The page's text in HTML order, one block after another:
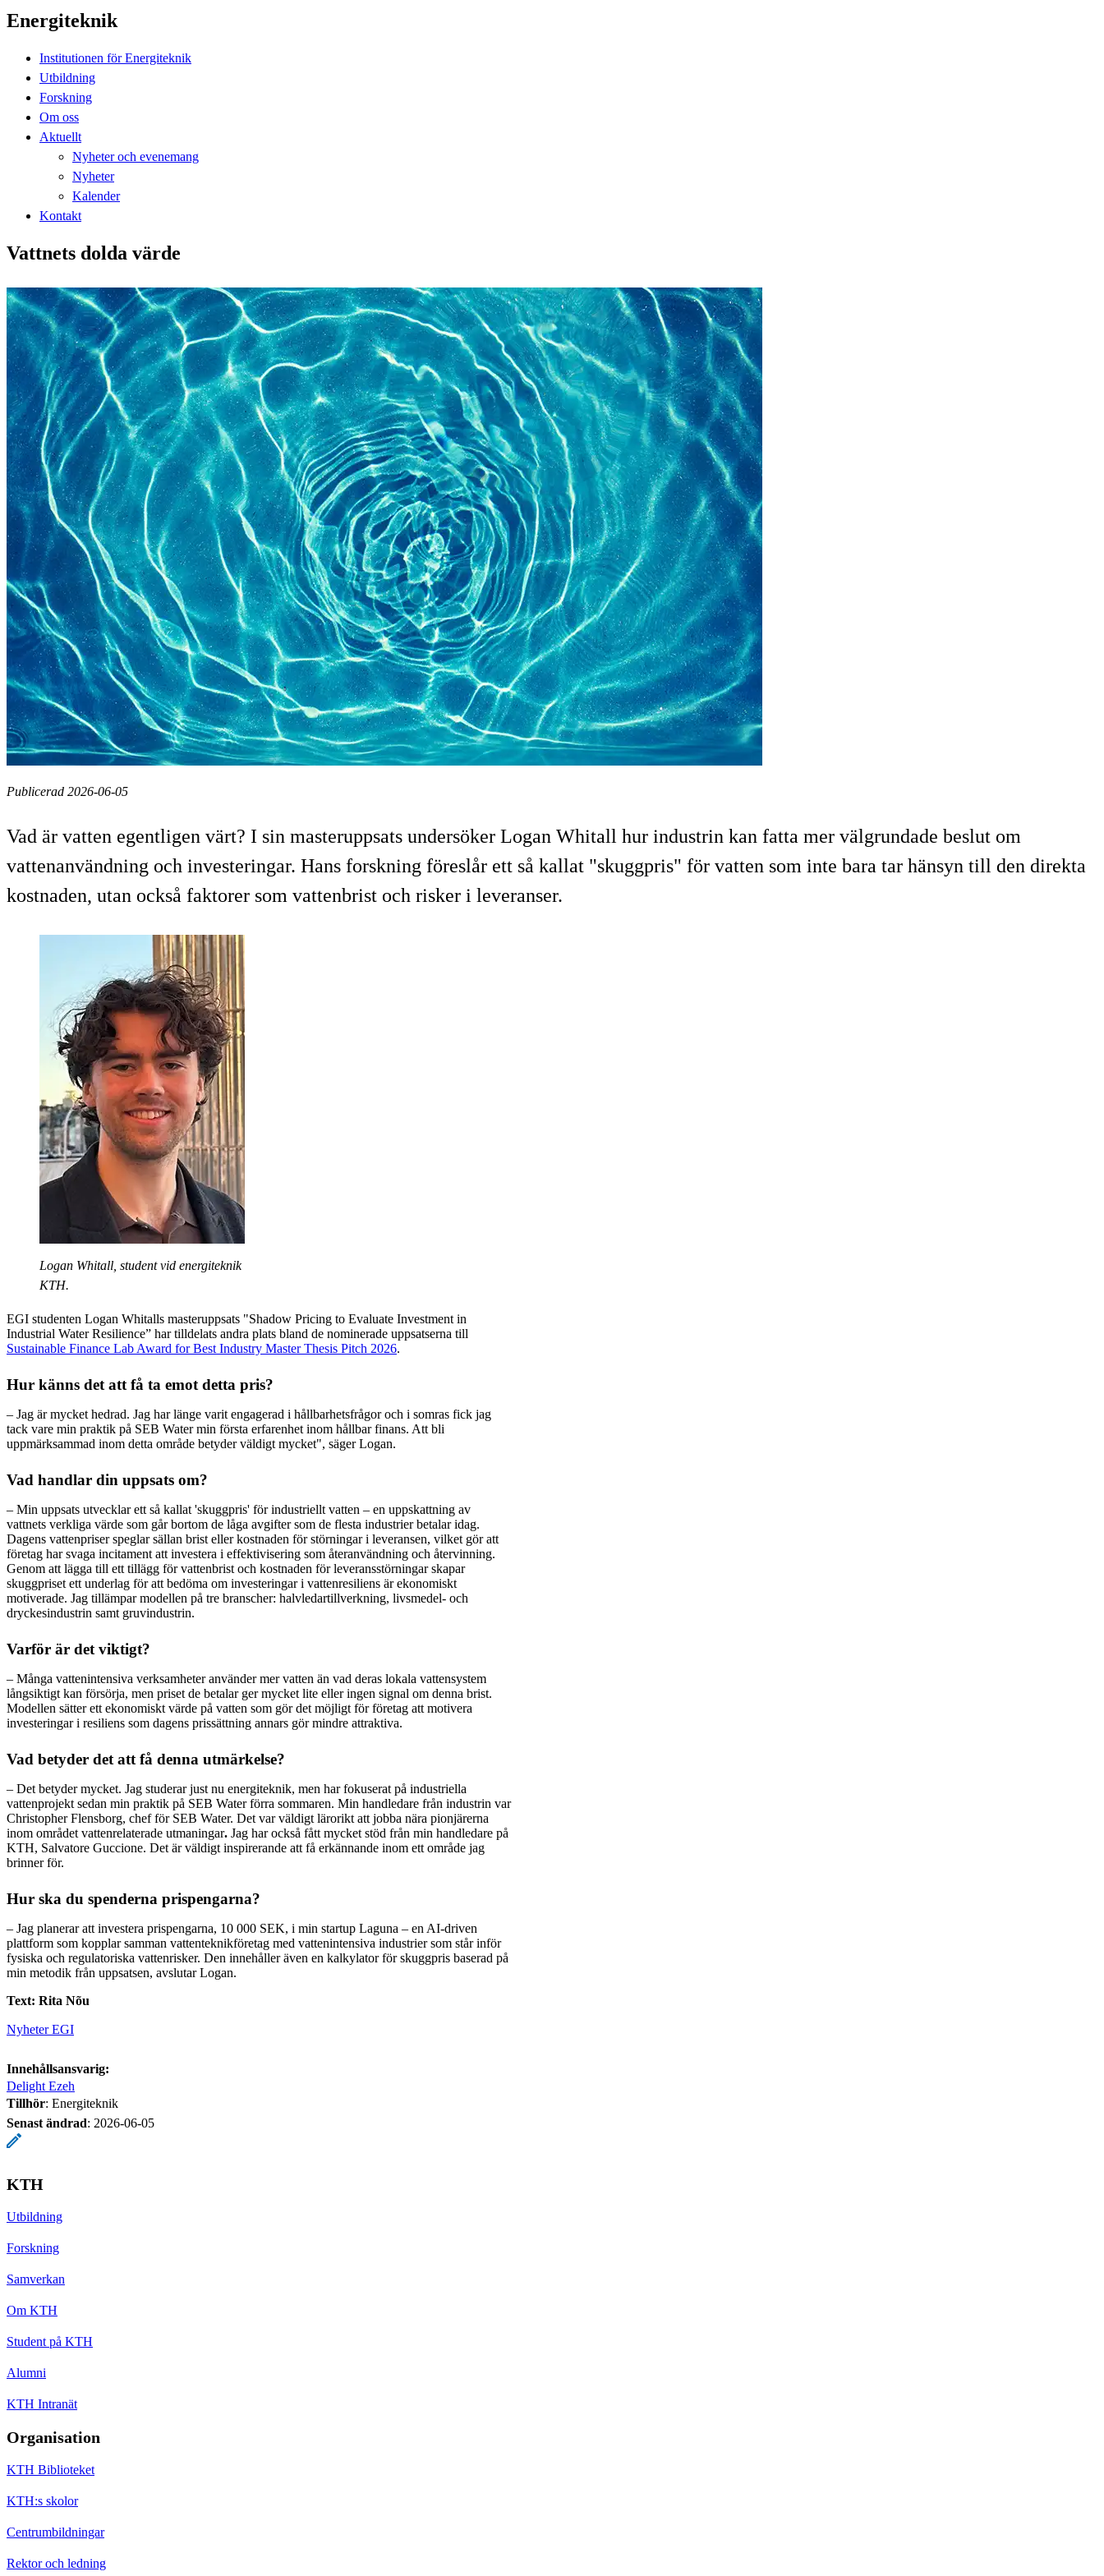
Energiteknik
Institutionen för Energiteknik
Utbildning
Forskning
Om oss
Aktuellt
Nyheter och evenemang
Nyheter
Kalender
Kontakt
Vattnets dolda värde
Publicerad 2026-06-05
Vad är vatten egentligen värt? I sin masteruppsats undersöker Logan Whitall hur industrin kan fatta mer välgrundade beslut om
vattenanvändning och investeringar. Hans forskning föreslår ett så kallat "skuggpris" för vatten som inte bara tar hänsyn till den direkta
kostnaden, utan också faktorer som vattenbrist och risker i leveranser.
Logan Whitall, student vid energiteknik
KTH.
EGI studenten Logan Whitalls masteruppsats "Shadow Pricing to Evaluate Investment in
Industrial Water Resilience” har tilldelats andra plats bland de nominerade uppsatserna till
Sustainable Finance Lab Award for Best Industry Master Thesis Pitch 2026.
Hur känns det att få ta emot detta pris?
– Jag är mycket hedrad. Jag har länge varit engagerad i hållbarhetsfrågor och i somras fick jag
tack vare min praktik på SEB Water min första erfarenhet inom hållbar finans. Att bli
uppmärksammad inom detta område betyder väldigt mycket", säger Logan.
Vad handlar din uppsats om?
– Min uppsats utvecklar ett så kallat 'skuggpris' för industriellt vatten – en uppskattning av
vattnets verkliga värde som går bortom de låga avgifter som de flesta industrier betalar idag.
Dagens vattenpriser speglar sällan brist eller kostnaden för störningar i leveransen, vilket gör att
företag har svaga incitament att investera i effektivisering som återanvändning och återvinning.
Genom att lägga till ett tillägg för vattenbrist och kostnaden för leveransstörningar skapar
skuggpriset ett underlag för att bedöma om investeringar i vattenresiliens är ekonomiskt
motiverade. Jag tillämpar modellen på tre branscher: halvledartillverkning, livsmedel- och
dryckesindustrin samt gruvindustrin.
Varför är det viktigt?
– Många vattenintensiva verksamheter använder mer vatten än vad deras lokala vattensystem
långsiktigt kan försörja, men priset de betalar ger mycket lite eller ingen signal om denna brist.
Modellen sätter ett ekonomiskt värde på vatten som gör det möjligt för företag att motivera
investeringar i resiliens som dagens prissättning annars gör mindre attraktiva.
Vad betyder det att få denna utmärkelse?
– Det betyder mycket. Jag studerar just nu energiteknik, men har fokuserat på industriella
vattenprojekt sedan min praktik på SEB Water förra sommaren. Min handledare från industrin var
Christopher Flensborg, chef för SEB Water. Det var väldigt lärorikt att jobba nära pionjärerna
inom området vattenrelaterade utmaningar. Jag har också fått mycket stöd från min handledare på
KTH, Salvatore Guccione. Det är väldigt inspirerande att få erkännande inom ett område jag
brinner för.
Hur ska du spenderna prispengarna?
– Jag planerar att investera prispengarna, 10 000 SEK, i min startup Laguna – en AI-driven
plattform som kopplar samman vattenteknikföretag med vattenintensiva industrier som står inför
fysiska och regulatoriska vattenrisker. Den innehåller även en kalkylator för skuggpris baserad på
min metodik från uppsatsen, avslutar Logan.
Text: Rita Nõu
Nyheter EGI
Innehållsansvarig:
Delight Ezeh
Tillhör: Energiteknik
Senast ändrad: 2026-06-05
KTH
Utbildning
Forskning
Samverkan
Om KTH
Student på KTH
Alumni
KTH Intranät
Organisation
KTH Biblioteket
KTH:s skolor
Centrumbildningar
Rektor och ledning